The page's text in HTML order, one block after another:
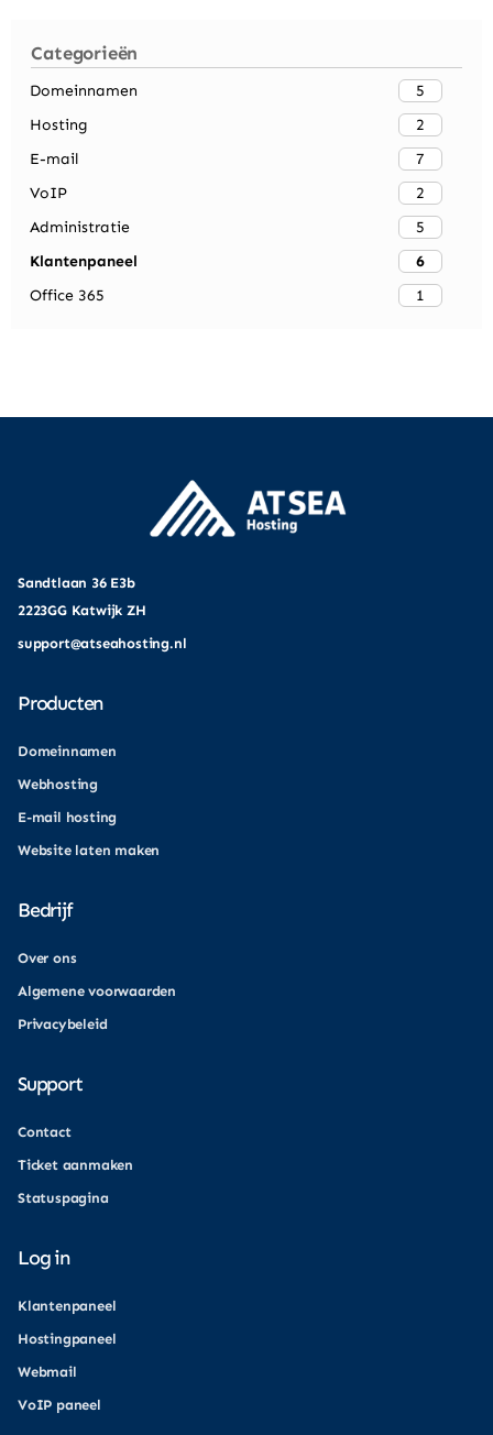
Categorieën
Domeinnamen
5
Hosting
2
E-mail
7
VoIP
2
Administratie
5
Klantenpaneel
6
Office 365
1
Sandtlaan 36 E3b
2223GG Katwijk ZH
support@atseahosting.nl
Producten
Domeinnamen
Webhosting
E-mail hosting
Website laten maken
Bedrijf
Over ons
Algemene voorwaarden
Privacybeleid
Support
Contact
Ticket aanmaken
Statuspagina
Log in
Klantenpaneel
Hostingpaneel
Webmail
VoIP paneel